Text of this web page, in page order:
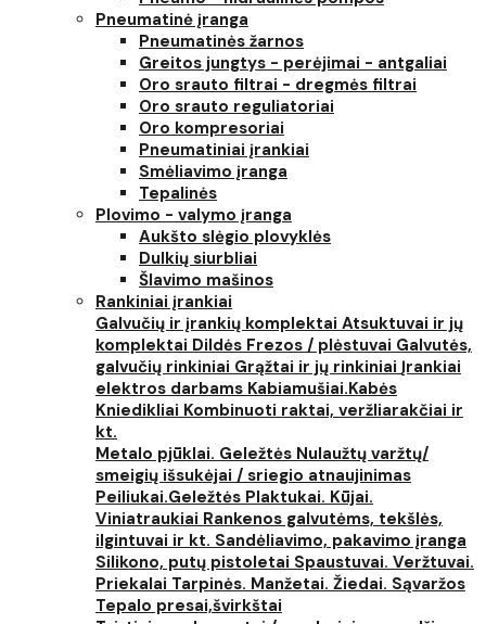
Pneumatinė įranga
Pneumatinės žarnos
Greitos jungtys - perėjimai - antgaliai
Oro srauto filtrai - dregmės filtrai
Oro srauto reguliatoriai
Oro kompresoriai
Pneumatiniai įrankiai
Smėliavimo įranga
Tepalinės
Plovimo - valymo įranga
Aukšto slėgio plovyklės
Dulkių siurbliai
Šlavimo mašinos
Rankiniai įrankiai
Galvučių ir įrankių komplektai Atsuktuvai ir jų
komplektai Dildės Frezos / plėstuvai Galvutės,
galvučių rinkiniai Grąžtai ir jų rinkiniai Įrankiai
elektros darbams Kabiamušiai.Kabės
Kniedikliai Kombinuoti raktai, veržliarakčiai ir
kt.
Metalo pjūklai. Geležtės Nulaužtų varžtų/
smeigių išsukėjai / sriegio atnaujinimas
Peiliukai.Geležtės Plaktukai. Kūjai.
Viniatraukiai Rankenos galvutėms, tekšlės,
ilgintuvai ir kt. Sandėliavimo, pakavimo įranga
Silikono, putų pistoletai Spaustuvai. Veržtuvai.
Priekalai Tarpinės. Manžetai. Žiedai. Sąvaržos
Tepalo presai,švirkštai